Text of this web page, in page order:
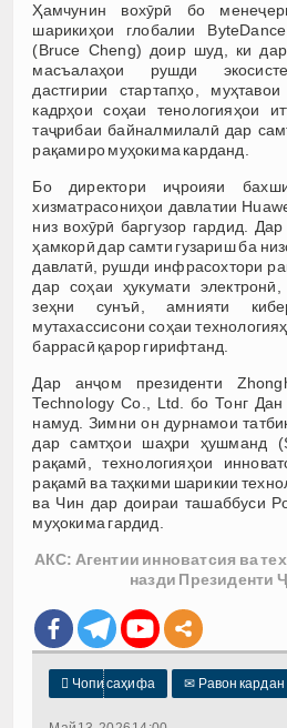
Ҳамчунин вохӯрӣ бо
шарикиҳои глобалии
(Bruce Cheng) доир шуд, ки
масъалаҳои рушди
дастгирии стартапҳо,
кадрҳои соҳаи тенологияҳои
таҷрибаи байналмилалӣ дар
рақамиро муҳокима карданд.
Бо директори иҷроияи
хизматрасониҳои давлатии
низ вохӯрӣ баргузор гардид.
ҳамкорӣ дар самти гузариш ба
давлатӣ, рушди инфрасохтори
дар соҳаи ҳукумати электронӣ,
зеҳни сунъӣ, амнияти
мутахассисони соҳаи
баррасӣ қарор гирифтанд.
Дар анҷом президенти
Technology Co., Ltd. бо Тонг
намуд. Зимни он дурнамои
дар самтҳои шаҳри ҳушманд
рақамӣ, технологияҳои
рақамӣ ва таҳкими шарикии
ва Чин дар доираи ташаббуси
муҳокима гардид.
АКС: Агентии инноватсия ва
назди Президенти
 Чопи саҳифа ✉ Равон кардан